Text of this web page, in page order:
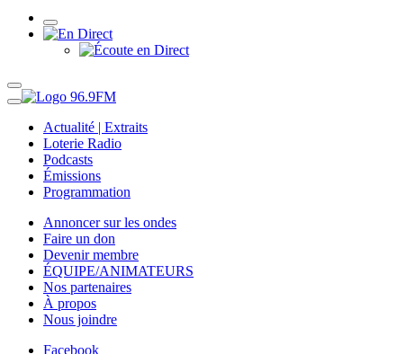
Actualité | Extraits
Loterie Radio
Podcasts
Émissions
Programmation
Annoncer sur les ondes
Faire un don
Devenir membre
ÉQUIPE/ANIMATEURS
Nos partenaires
À propos
Nous joindre
Facebook